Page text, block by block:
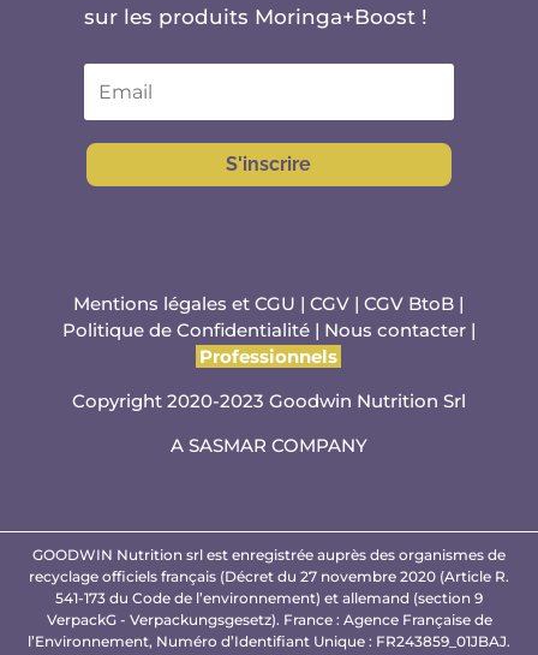
sur les produits Moringa+Boost !
S'inscrire
Mentions légales et CGU |CGV |CGV BtoB |
Politique de Confidentialité| Nous contacter |
Professionnels
Copyright 2020-2023 Goodwin Nutrition Srl
A SASMAR COMPANY
GOODWIN Nutrition srl est enregistrée auprès des organismes de
recyclage officiels français (Décret du 27 novembre 2020 (Article R.
541-173 du Code de l’environnement) et allemand (section 9
VerpackG - Verpackungsgesetz). France : Agence Française de
l’Environnement, Numéro d’Identifiant Unique : FR243859_01JBAJ.